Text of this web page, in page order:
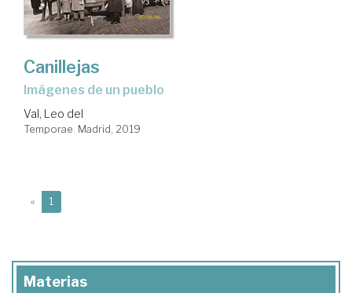
Canillejas
imágenes de un pueblo
Val, Leo del
Temporae. Madrid, 2019
« 1
Materias